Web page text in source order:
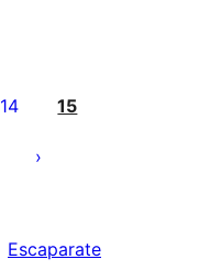
14 15
Escaparate